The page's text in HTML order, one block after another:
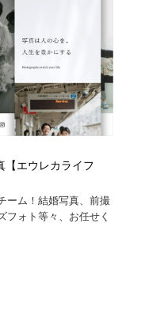
【エウレカライフ
ーム！結婚写真、前撮
フォト等々、お任せく